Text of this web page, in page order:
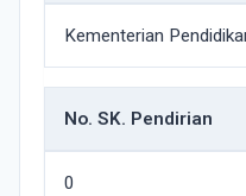
Kementerian
No. SK. Pendirian
0